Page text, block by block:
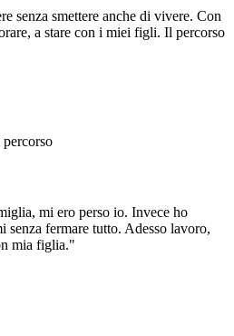
senza smettere anche di vivere. Con
a stare con i miei figli. Il percorso
mi ero perso io. Invece ho
senza fermare tutto. Adesso lavoro,
mia figlia."